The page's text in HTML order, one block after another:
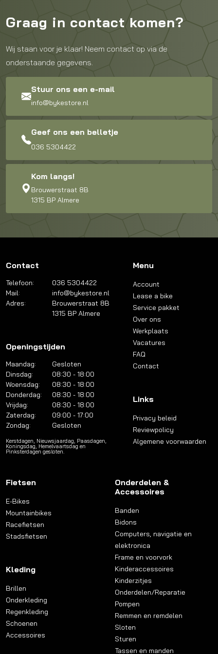
Graag in contact komen?
Wij staan voor je klaar! Neem contact op via de
onderstaande gegevens.
Stuur ons een e-mail
info@bykestore.nl
Geef ons een belletje
036 5304422
Kom langs!
Brouwerstraat 8B
1315 BP Almere
Contact
Telefoon:
036 5304422
Mail:
info@bykestore.nl
Adres:
Brouwerstraat 8B
1315 BP Almere
Openingstijden
Maandag:
Gesloten
Dinsdag:
08:30 - 18:00
Woensdag:
08:30 - 18:00
Donderdag:
08:30 - 18:00
Vrijdag:
08:30 - 18:00
Zaterdag:
09:00 - 17:00
Zondag:
Gesloten
Kerstdagen, Nieuwsjaardag, Paasdagen,
Koningsdag, Hemelvaartsdag en
Pinksterdagen gesloten.
Menu
Account
Lease a bike
Service pakket
Over ons
Werkplaats
Vacatures
FAQ
Contact
Links
Privacy beleid
Reviewpolicy
Algemene voorwaarden
Fietsen
E-Bikes
Mountainbikes
Racefietsen
Stadsfietsen
Kleding
Brillen
Onderkleding
Regenkleding
Schoenen
Accessoires
Onderdelen &
Accessoires
Banden
Bidons
Computers, navigatie en
elektronica
Frame en voorvork
Kinderaccessoires
Kinderzitjes
Onderdelen/Reparatie
Pompen
Remmen en remdelen
Sloten
Sturen
Tassen en manden